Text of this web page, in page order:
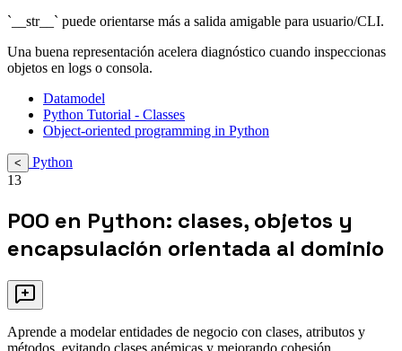
`__str__` puede orientarse más a salida amigable para usuario/CLI.
Una buena representación acelera diagnóstico cuando inspeccionas
objetos en logs o consola.
Datamodel
Python Tutorial - Classes
Object-oriented programming in Python
<
Python
13
POO en Python: clases, objetos y
encapsulación orientada al dominio
Aprende a modelar entidades de negocio con clases, atributos y
métodos, evitando clases anémicas y mejorando cohesión.